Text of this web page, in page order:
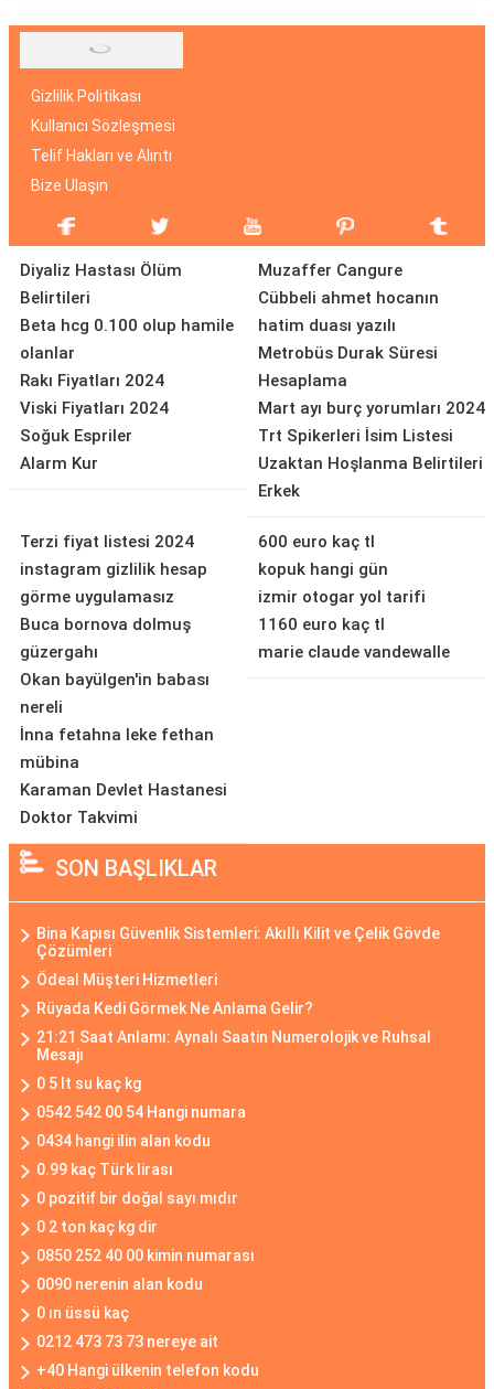
Gizlilik Politikası
Kullanıcı Sözleşmesi
Telif Hakları ve Alıntı
Bize Ulaşın
Diyaliz Hastası Ölüm
Belirtileri
Beta hcg 0.100 olup hamile
olanlar
Rakı Fiyatları 2024
Viski Fiyatları 2024
Soğuk Espriler
Alarm Kur
Muzaffer Cangure
Cübbeli ahmet hocanın
hatim duası yazılı
Metrobüs Durak Süresi
Hesaplama
Mart ayı burç yorumları 2024
Trt Spikerleri İsim Listesi
Uzaktan Hoşlanma Belirtileri
Erkek
Terzi fiyat listesi 2024
instagram gizlilik hesap
görme uygulamasız
Buca bornova dolmuş
güzergahı
Okan bayülgen'in babası
nereli
İnna fetahna leke fethan
mübina
Karaman Devlet Hastanesi
Doktor Takvimi
600 euro kaç tl
kopuk hangi gün
izmir otogar yol tarifi
1160 euro kaç tl
marie claude vandewalle
SON BAŞLIKLAR
Bina Kapısı Güvenlik Sistemleri: Akıllı Kilit ve Çelik Gövde
Çözümleri
Ödeal Müşteri Hizmetleri
Rüyada Kedi Görmek Ne Anlama Gelir?
21:21 Saat Anlamı: Aynalı Saatin Numerolojik ve Ruhsal
Mesajı
0 5 lt su kaç kg
0542 542 00 54 Hangi numara
0434 hangi ilin alan kodu
0.99 kaç Türk lirası
0 pozitif bir doğal sayı mıdır
0 2 ton kaç kg dir
0850 252 40 00 kimin numarası
0090 nerenin alan kodu
0 ın üssü kaç
0212 473 73 73 nereye ait
+40 Hangi ülkenin telefon kodu